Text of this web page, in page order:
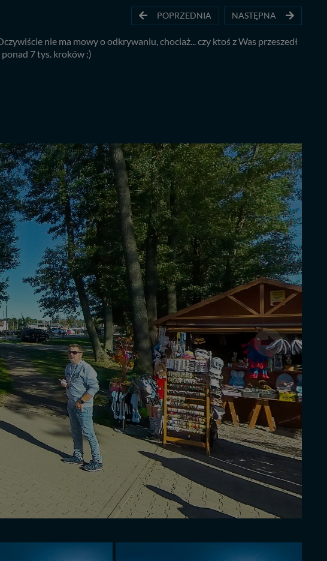
POPRZEDNIA NASTĘPNA
nie ma mowy o odkrywaniu, chociaż... czy ktoś z Was przeszedł
ponad 7 tys. kroków :)